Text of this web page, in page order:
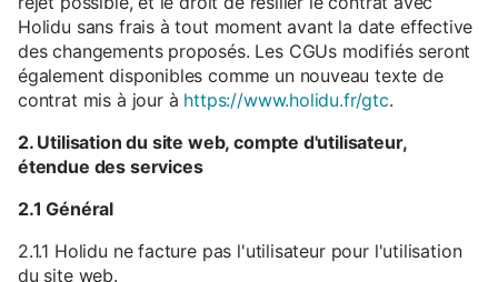
Holidu sans frais à tout moment avant la date effective
des changements proposés. Les CGUs modifiés seront
également disponibles comme un nouveau texte de
contrat mis à jour à https://www.holidu.fr/gtc.
2. Utilisation du site web, compte d'utilisateur,
étendue des services
2.1 Général
2.1.1 Holidu ne facture pas l'utilisateur pour l'utilisation
du site web.